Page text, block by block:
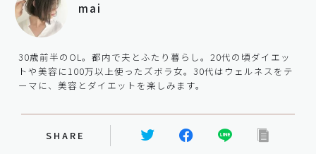
mai
30歳前半のOL。都内で夫とふたり暮らし。20代の頃ダイエッ
トや美容に100万以上使ったズボラ女。30代はウェルネスをテ
ーマに、美容とダイエットを楽しみます。
SHARE